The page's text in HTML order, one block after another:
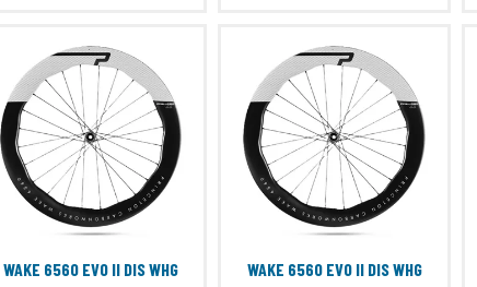
WAKE 6560 EVO II DIS WHG
WAKE 6560 EVO II DIS WHG